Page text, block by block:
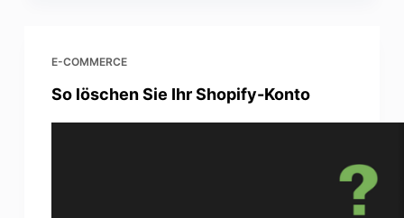
E-COMMERCE
So löschen Sie Ihr Shopify-Konto